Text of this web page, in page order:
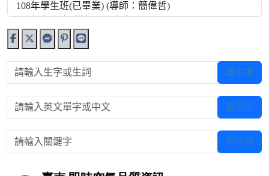
請輸入生字或生詞 查生字
請輸入英文單字或中文 查單字
請輸入關鍵字 查百科